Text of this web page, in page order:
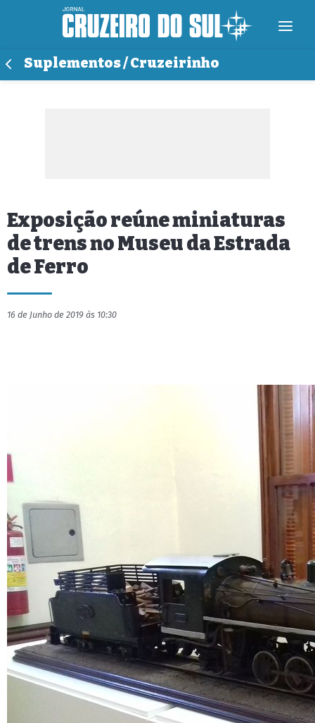
Suplementos / Cruzeirinho
Exposição reúne miniaturas
de trens no Museu da Estrada
de Ferro
16 de Junho de 2019 às 10:30